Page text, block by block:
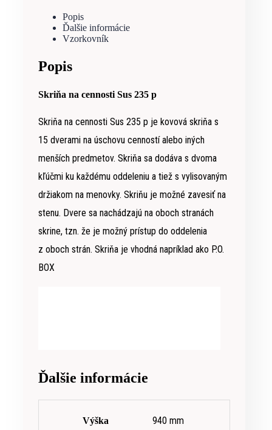
Popis
Ďalšie informácie
Vzorkovník
Popis
Skriňa na cennosti Sus 235 p
Skriňa na cennosti Sus 235 p je kovová skriňa s
15 dverami na úschovu cenností alebo iných
menších predmetov. Skriňa sa dodáva s dvoma
kľúčmi ku každému oddeleniu a tiež s vylisovaným
držiakom na menovky. Skriňu je možné zavesiť na
stenu. Dvere sa nachádzajú na oboch stranách
skrine, tzn. že je možný prístup do oddelenia
z oboch strán. Skriňa je vhodná napríklad ako P.O.
BOX
Ďalšie informácie
Výška 940 mm